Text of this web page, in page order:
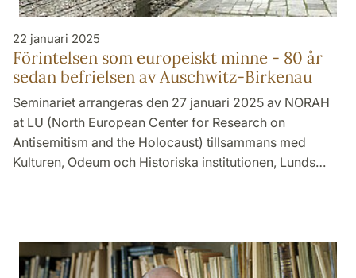
22 januari 2025
Förintelsen som europeiskt minne - 80 år
sedan befrielsen av Auschwitz-Birkenau
Seminariet arrangeras den 27 januari 2025 av NORAH
at LU (North European Center for Research on
Antisemitism and the Holocaust) tillsammans med
Kulturen, Odeum och Historiska institutionen, Lunds…